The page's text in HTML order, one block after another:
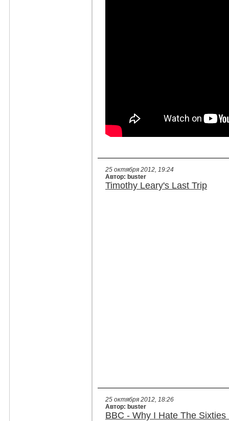
25 октября 2012, 19:24
Автор: buster
Timothy Leary's Last Trip
25 октября 2012, 18:26
Автор: buster
BBC - Why I Hate The Sixties